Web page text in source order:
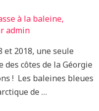
à la baleine,
admin
et 2018, une seule
côtes de la Géorgie
! Les baleines bleues
de …